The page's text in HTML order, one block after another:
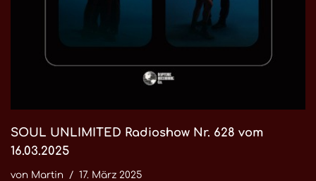
SOUL UNLIMITED Radioshow Nr. 628 vom
16.03.2025
von Martin 17. März 2025